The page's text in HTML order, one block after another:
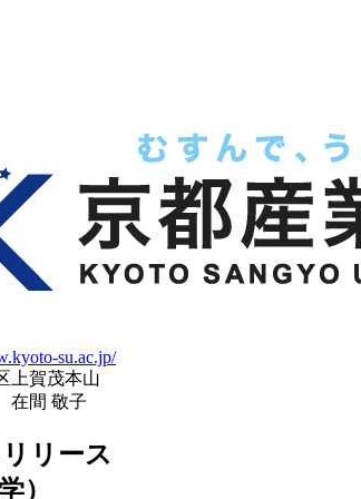
su.ac.jp/
上賀茂本山
在間 敬子
リース
）